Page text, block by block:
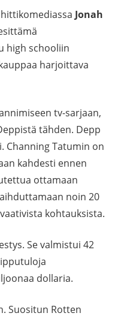
Jonah
high schooliin
harjoittava
tv-sarjaan,
tähden. Depp
Channing Tatumin on
kahdesti ennen
ottamaan
noin 20
kohtauksista.
Se valmistui 42
dollaria.
Suositun Rotten